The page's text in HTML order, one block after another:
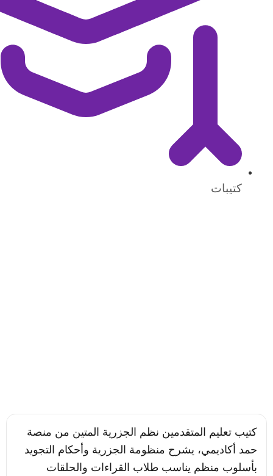
كتيبات
كتيب تعليم المتقدمين نظم الجزرية المتين من منصة
حمد أكاديمي، يشرح منظومة الجزرية وأحكام التجويد
بأسلوب منظم يناسب طلاب القراءات والحلقات